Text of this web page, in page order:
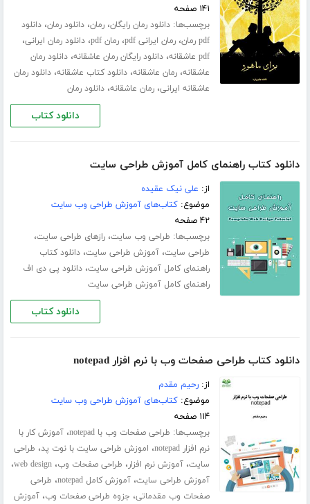
۱۴۱ صفحه
برچسب‌ها:دانلود رمان رایگان،رمان،دانلود رمان،دانلود
pdf رمان
،رمان ایرانی pdf ،رمان pdf ،دانلود رمان ایرانی،
pdf عاشقانه ،دانلود رایگان رمان عاشقانه،دانلود رمان
عاشقانه،رمان عاشقانه،دانلود کتاب عاشقانه،دانلود رمان
عاشقانه ایرانی،رمان عاشقانه،دانلود رمان
دانلود کتاب
دانلود کتاب راهنمای کامل آموزش طراحی سایت
از: علی نیک عقیده
موضوع:کتاب‌های آموزش طراحی وب سایت
۴۲ صفحه
برچسب‌ها: طراحی وب سایت،رازهای طراحی سایت،
طراحی سایت،آموزش طراحی سایت،دانلود کتاب
راهنمای کامل آموزش طراحی سایت،دانلود پی دی اف
راهنمای کامل آموزش طراحی سایت
دانلود کتاب
دانلود کتاب طراحی صفحات وب با نرم افزار notepad
از:رحیم مقدم
موضوع:کتاب‌های آموزش طراحی وب سایت
۱۱۴ صفحه
برچسب‌ها: طراحی صفحات وب با notepad ،آموزش کار با
نرم افزار notepad
، اموزش طراحی سایت با نوت پد، طراحی
سایت،آموزش نرم افزار، طراحی صفحات وب،web design،
آموزش طراحی سایت،آموزش کامل notepad ، طراحی
صفحات وب مقدماتی، جزوه طراحی صفحات وب،آموزش